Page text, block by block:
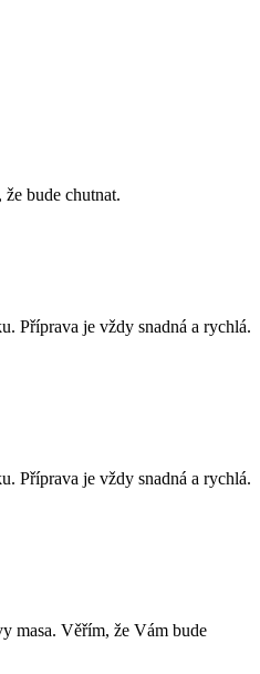
bude chutnat.
Příprava je vždy snadná a rychlá.
Příprava je vždy snadná a rychlá.
masa. Věřím, že Vám bude